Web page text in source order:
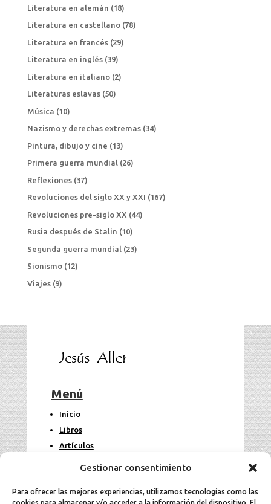
Gestionar consentimiento
Para ofrecer las mejores experiencias, utilizamos tecnologías como las
Literatura en alemán (18)
Literatura en castellano(78)
Literatura en francés(29)
Literatura en inglés(39)
Literatura en italiano(2)
Literaturas eslavas(50)
Música (10)
Nazismo y derechas extremas(34)
Pintura, dibujo y cine (13)
Primera guerra mundial(26)
Reflexiones(37)
Revoluciones del siglo XX y XXI (167)
Revoluciones pre-siglo XX (44)
Rusia después de Stalin (10)
Segunda guerra mundial (23)
Sionismo(12)
Viajes(9)
Menú
Inicio
Libros
Artículos